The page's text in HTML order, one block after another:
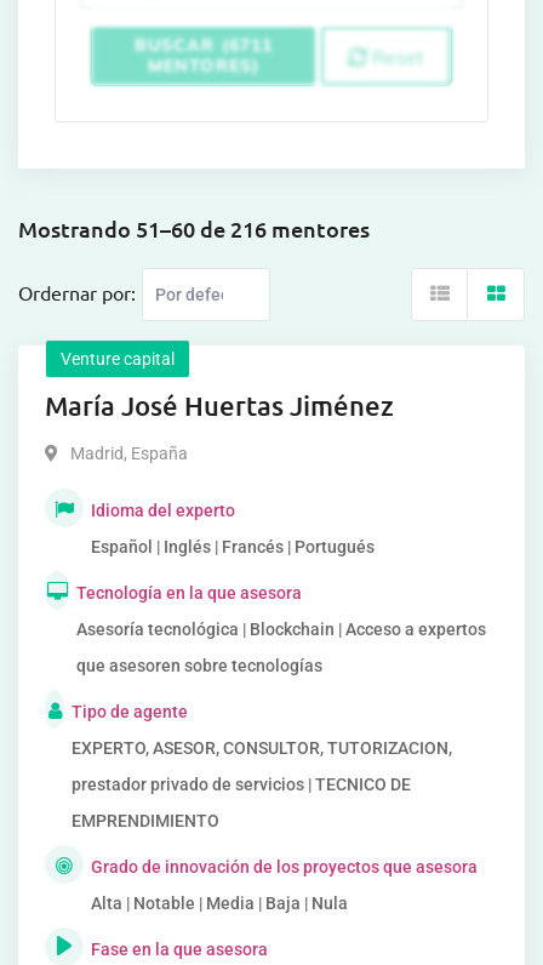
BUSCAR (6711
MENTORES)
Reset
Mostrando 51–60 de 216 mentores
Ordernar por:
Venture capital
María José Huertas Jiménez
Madrid, España
Idioma del experto
Español | Inglés | Francés | Portugués
Tecnología en la que asesora
Asesoría tecnológica | Blockchain | Acceso a expertos
que asesoren sobre tecnologías
Tipo de agente
EXPERTO, ASESOR, CONSULTOR, TUTORIZACION,
prestador privado de servicios | TECNICO DE
EMPRENDIMIENTO
Grado de innovación de los proyectos que asesora
Alta | Notable | Media | Baja | Nula
Fase en la que asesora